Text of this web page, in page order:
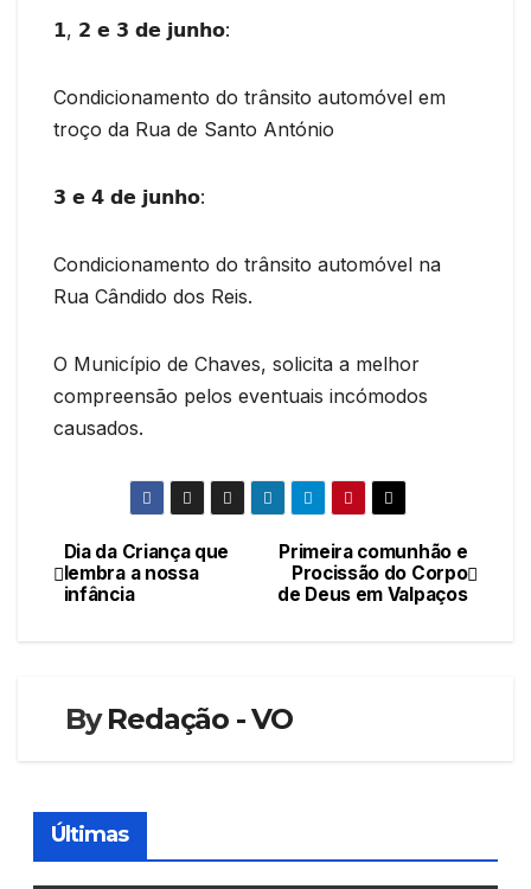
𝟭, 𝟮 𝗲 𝟯 𝗱𝗲 𝗷𝘂𝗻𝗵𝗼:
Condicionamento do trânsito automóvel em
troço da Rua de Santo António
𝟯 𝗲 𝟰 𝗱𝗲 𝗷𝘂𝗻𝗵𝗼:
Condicionamento do trânsito automóvel na
Rua Cândido dos Reis.
O Município de Chaves, solicita a melhor
compreensão pelos eventuais incómodos
causados.
Navegação
de
Primeira comunhão e
Procissão do Corpo
de Deus em Valpaços
Dia da Criança que
lembra a nossa
infância
ByRedação - VO
Últimas